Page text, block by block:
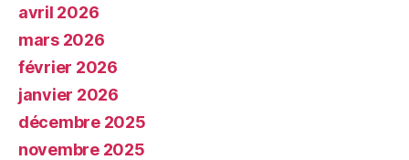
avril 2026
mars 2026
février 2026
janvier 2026
décembre 2025
novembre 2025